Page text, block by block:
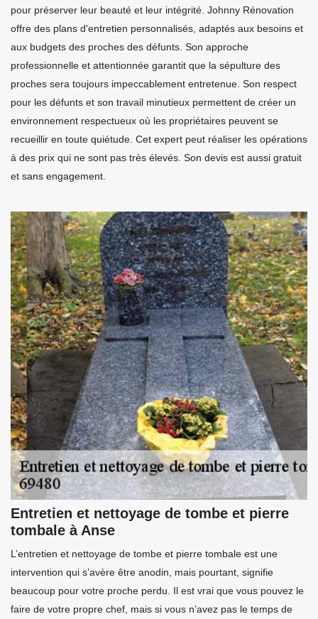
pour préserver leur beauté et leur intégrité. Johnny Rénovation
offre des plans d'entretien personnalisés, adaptés aux besoins et
aux budgets des proches des défunts. Son approche
professionnelle et attentionnée garantit que la sépulture des
proches sera toujours impeccablement entretenue. Son respect
pour les défunts et son travail minutieux permettent de créer un
environnement respectueux où les propriétaires peuvent se
recueillir en toute quiétude. Cet expert peut réaliser les opérations
à des prix qui ne sont pas très élevés. Son devis est aussi gratuit
et sans engagement.
Entretien et nettoyage de tombe et pierre
tombale à Anse
L’entretien et nettoyage de tombe et pierre tombale est une
intervention qui s’avère être anodin, mais pourtant, signifie
beaucoup pour votre proche perdu. Il est vrai que vous pouvez le
faire de votre propre chef, mais si vous n’avez pas le temps de